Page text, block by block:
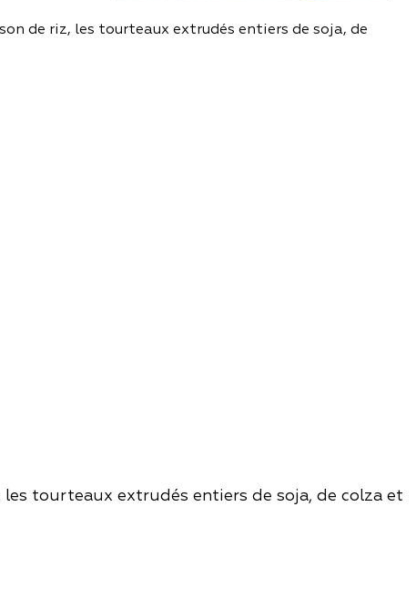
de riz, les tourteaux extrudés entiers de soja, de
les tourteaux extrudés entiers de soja, de colza et